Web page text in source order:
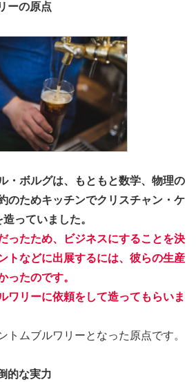
ーの原点
・ボルグは、もともと数学、物理の
のためキッチンでクリスチャン・ケ
っていました。
ったため、ビジネスにすることを決
トなどに出展するには、彼らの生産
ったのです。
ワリーに依頼をして造ってもらいま
トムブルワリーとなった原点です。
的な実力